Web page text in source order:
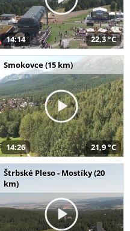
14:14 22,3 °C
Smokovce (15 km)
14:26 21,9 °C
Štrbské Pleso - Mostíky (20
km)